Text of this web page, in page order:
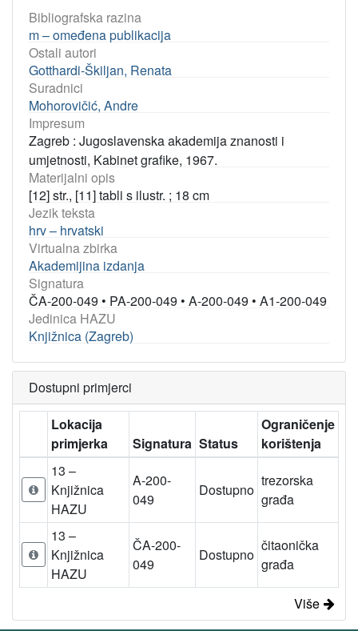
Bibliografska razina
m – omeđena publikacija
Ostali autori
Gotthardi-Škiljan, Renata
Suradnici
Mohorovičić, Andre
Impresum
Zagreb : Jugoslavenska akademija znanosti i
umjetnosti, Kabinet grafike, 1967.
Materijalni opis
[12] str., [11] tabli s ilustr. ; 18 cm
Jezik teksta
hrv – hrvatski
Virtualna zbirka
Akademijina izdanja
Signatura
ČA-200-049 • PA-200-049 • A-200-049 • A1-200-049
Jedinica HAZU
Knjižnica (Zagreb)
Dostupni primjerci
Lokacija
primjerka
Signatura Status
Ograničenje
korištenja
13 –
Knjižnica
HAZU
A-200-
049
Dostupno
trezorska
građa
13 –
Knjižnica
HAZU
ČA-200-
049
Dostupno
čitaonička
građa
Više